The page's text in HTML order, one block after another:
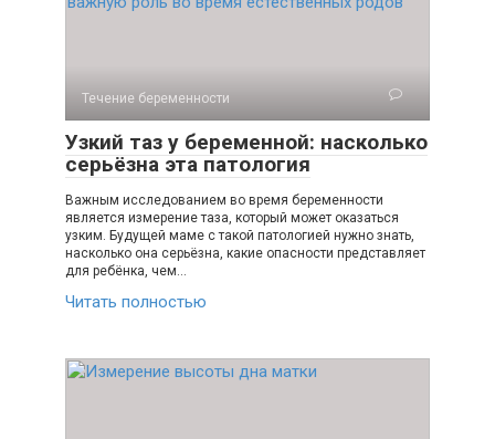
Течение беременности
Узкий таз у беременной: насколько
серьёзна эта патология
Важным исследованием во время беременности
является измерение таза, который может оказаться
узким. Будущей маме с такой патологией нужно знать,
насколько она серьёзна, какие опасности представляет
для ребёнка, чем…
Читать полностью